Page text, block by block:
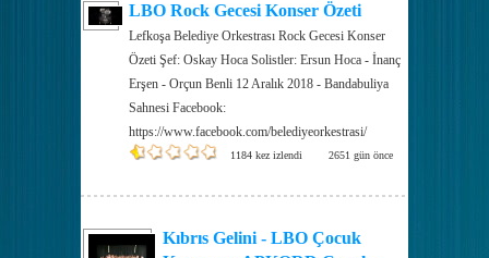
LBO Rock Gecesi Konser Özeti
Lefkoşa Belediye Orkestrası Rock Gecesi Konser
Özeti Şef: Oskay Hoca Solistler: Ersun Hoca - İnanç
Erşen - Orçun Benli 12 Aralık 2018 - Bandabuliya
Sahnesi Facebook:
https://www.facebook.com/belediyeorkestrasi/
1184 kez izlendi 2651 gün önce
Kıbrıs Gelini - LBO Çocuk